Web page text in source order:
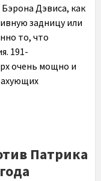
Дэвиса, как
задницу или
то, что
191-
очень мощно и
Патрика